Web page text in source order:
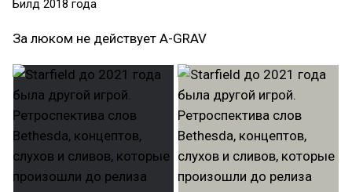
Билд 2018 года
За люком не действует A-GRAV